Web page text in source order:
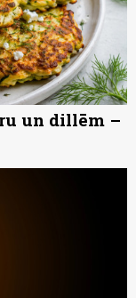
un dillēm –